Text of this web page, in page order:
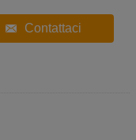
Contattaci